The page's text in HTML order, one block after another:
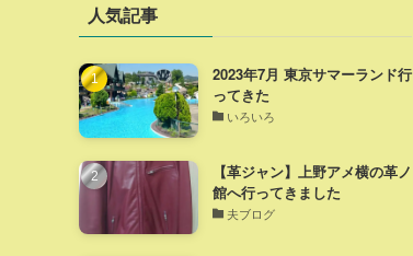
ー人気記事
2023年7月 東京サマーランド行
ってきた
いろいろ
【革ジャン】上野アメ横の革ノ
館へ行ってきました
夫ブログ